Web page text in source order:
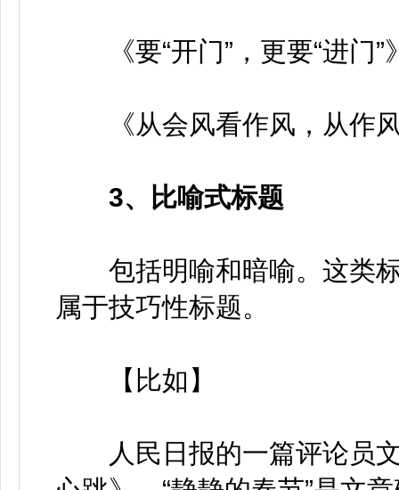
《要“开门”，更要“进门”
《从会风看作风，从作
3、比喻式标题
包括明喻和暗喻。这类标
属于技巧性标题。
【比如】
人民日报的一篇评论员文